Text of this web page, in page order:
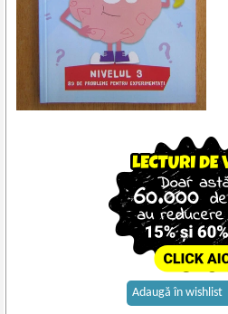
Adaugă în wishlist